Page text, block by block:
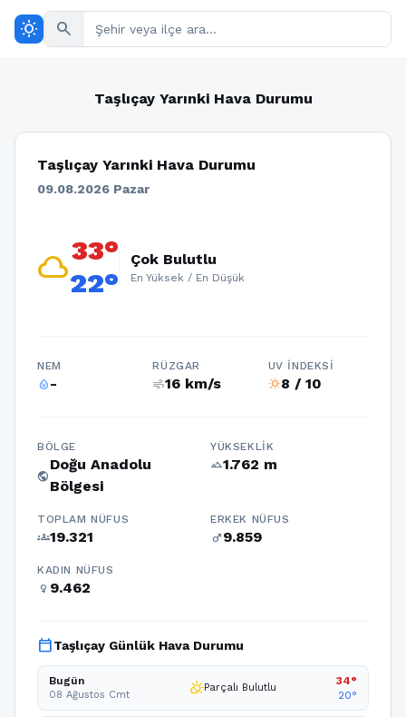
wb_sunny search
Taşlıçay Yarınki Hava Durumu
Taşlıçay Yarınki Hava Durumu
09.08.2026 Pazar
cloud33°
22°
Çok Bulutlu
En Yüksek / En Düşük
NEM
humidity_percentage-
RÜZGAR
air16 km/s
UV İNDEKSI
wb_sunny8 / 10
BÖLGE
public
Doğu Anadolu
Bölgesi
YÜKSEKLIK
terrain1.762 m
TOPLAM NÜFUS
groups19.321
ERKEK NÜFUS
male9.859
KADIN NÜFUS
female 9.462
calendar_todayTaşlıçay Günlük Hava Durumu
Bugün
08 Ağustos Cmt partly_cloudy_dayParçalı Bulutlu
34°
20°